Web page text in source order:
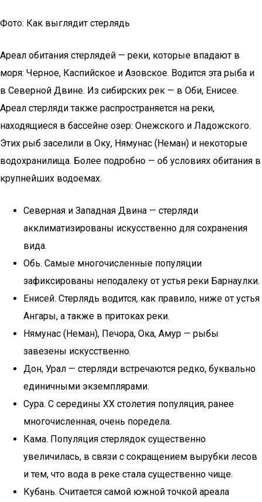
Фото: Как выглядит стерлядь
Ареал обитания стерлядей — реки, которые впадают в
моря: Черное, Каспийское и Азовское. Водится эта рыба и
в Северной Двине. Из сибирских рек — в Оби, Енисее.
Ареал стерляди также распространяется на реки,
находящиеся в бассейне озер: Онежского и Ладожского.
Этих рыб заселили в Оку, Нямунас (Неман) и некоторые
водохранилища. Более подробно — об условиях обитания в
крупнейших водоемах.
Северная и Западная Двина — стерляди
акклиматизированы искусственно для сохранения
вида.
Обь. Самые многочисленные популяции
зафиксированы неподалеку от устья реки Барнаулки.
Енисей. Стерлядь водится, как правило, ниже от устья
Ангары, а также в притоках реки.
Нямунас (Неман), Печора, Ока, Амур — рыбы
завезены искусственно.
Дон, Урал — стерляди встречаются редко, буквально
единичными экземплярами.
Сура. С середины XX столетия популяция, ранее
многочисленная, очень поредела.
Кама. Популяция стерлядок существенно
увеличилась, в связи с сокращением вырубки лесов
и тем, что вода в реке стала существенно чище.
Кубань. Считается самой южной точкой ареала